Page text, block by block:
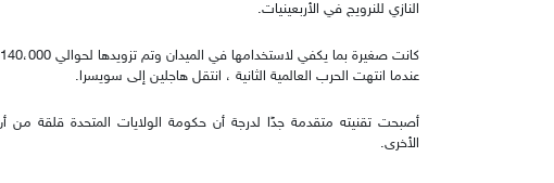
النازي للنرويج في الأربعينيات.
كانت صغيرة بما يكفي لاستخدامها في الميدان وتم تزويدها لحوالي 140،000 جندي أمريكي.
عندما انتهت الحرب العالمية الثانية ، انتقل هاجلين إلى سويسرا.
أصبحت تقنيته متقدمة جدًا لدرجة أن حكومة الولايات المتحدة قلقة
الأخرى.